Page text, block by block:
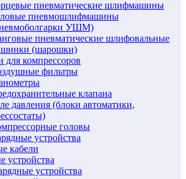
пневматические шлифмашины
пневмошлифмашины
УШМ)
пневматические шлифовальные
(шарошки)
для компрессоров
фильтры
клапана
давления (блоки автоматики,
головы
устройства
кабели
устройства
устройства